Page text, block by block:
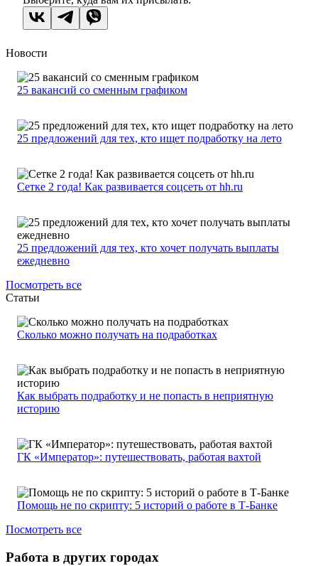
Новости
25 вакансий со сменным графиком
25 предложений для тех, кто ищет подработку на лето
Сетке 2 года! Как развивается соцсеть от hh.ru
25 предложений для тех, кто хочет получать выплаты
ежедневно
Посмотреть все
Статьи
Сколько можно получать на подработках
Как выбрать подработку и не попасть в неприятную
историю
ГК «Император»: путешествовать, работая вахтой
Помощь не по скрипту: 5 историй о работе в Т-Банке
Посмотреть все
Работа в других городах